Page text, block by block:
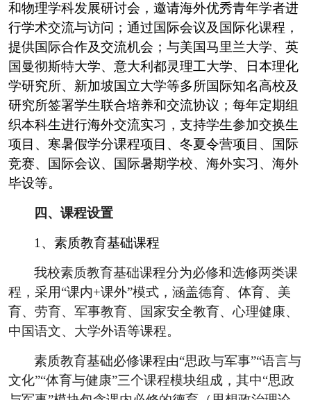
和物理学科发展研讨会，邀请海外优秀青年学者进
行学术交流与访问；通过国际会议及国际化课程，
提供国际合作及交流机会；与美国马里兰大学、英
国曼彻斯特大学、意大利都灵理工大学、日本理化
学研究所、新加坡国立大学等多所国际知名高校及
研究所签署学生联合培养和交流协议；每年定期组
织本科生进行海外交流实习，支持学生参加交换生
项目、寒暑假学分课程项目、冬夏令营项目、国际
竞赛、国际会议、国际暑期学校、海外实习、海外
毕设等。
四、课程设置
1 、素质教育基础课程
我校素质教育基础课程分为必修和选修两类课
程，采用“课内+课外”模式，涵盖德育、体育、美
育、劳育、军事教育、国家安全教育、心理健康、
中国语文、大学外语等课程。
素质教育基础必修课程由“思政与军事”“语言与
文化”“体育与健康”三个课程模块组成，其中“思政